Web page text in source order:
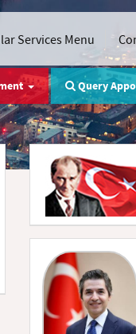
Services Menu
Query